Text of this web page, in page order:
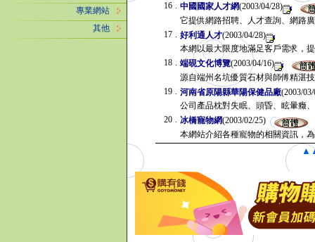
專業網站
其他
16 . 中國國家人才網(2003/04/28)
它提供網路招聘、人才查詢、網路
17 . 好利通人才(2003/04/28)
本網以最大限度地滿足客戶需求，
18 . 端硯文化博覽(2003/04/16)
源自端州名坑優質石材與師傅精湛
19 . 河南省原陽縣華陽保健品廠(2003/
公司產品枕對失眠、頭昏、眩暈癥
20 . 冰橋寵物網(2003/02/25)
本網站介紹各種寵物的相關資訊